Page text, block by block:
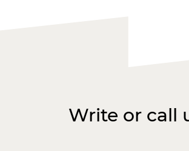
Write or call